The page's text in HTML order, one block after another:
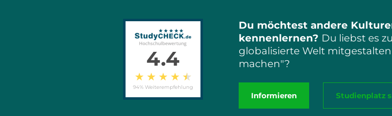
4.4
★ ★ ★ ★ ★
94% Weiterempfehlung
Du möchtest andere
kennenlernen? Du liebst es
globalisierte Welt
machen"?
Informieren Studienplatz